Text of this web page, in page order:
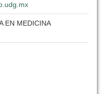
EN MEDICINA